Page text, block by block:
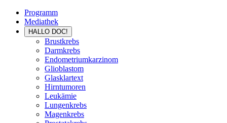
Programm
Mediathek
HALLO DOC!
Brustkrebs
Darmkrebs
Endometriumkarzinom
Glioblastom
Glasklartext
Hirntumoren
Leukämie
Lungenkrebs
Magenkrebs